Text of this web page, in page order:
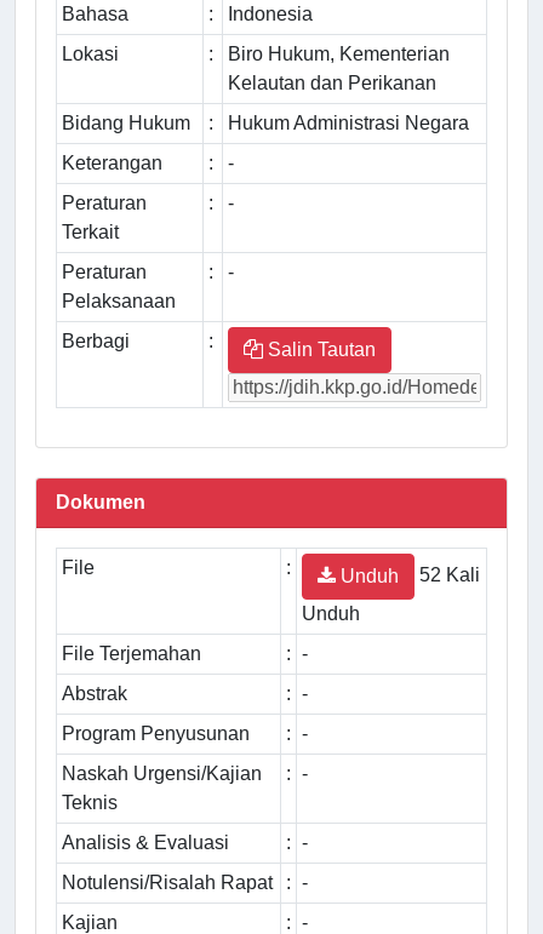
Bahasa :
Indonesia
Lokasi
:
Biro Hukum, Kementerian
Kelautan dan Perikanan
Bidang Hukum
:
Hukum Administrasi Negara
Keterangan
:
-
Peraturan
Terkait
: -
Peraturan
Pelaksanaan
: -
Berbagi : Salin Tautan
Dokumen
File : Unduh
52 Kali
Unduh
File Terjemahan
: -
Abstrak
: -
Program Penyusunan
: -
Naskah Urgensi/Kajian
Teknis
: -
Analisis & Evaluasi : -
Notulensi/Risalah Rapat
: -
Kajian
: -